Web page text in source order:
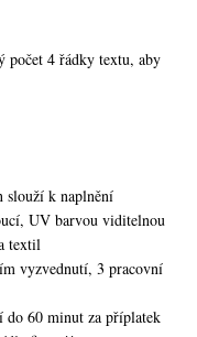
počet 4 řádky textu,aby
slouží k naplnění
UV barvou viditelnou
textil
vyzvednutí, 3 pracovní
do 60 minut za příplatek